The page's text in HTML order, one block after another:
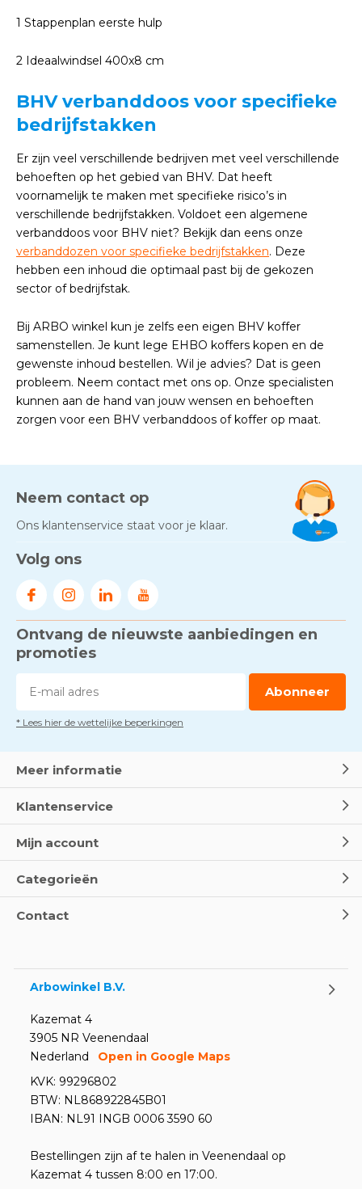
1 Stappenplan eerste hulp
2 Ideaalwindsel 400x8 cm
BHV verbanddoos voor specifieke
bedrijfstakken
Er zijn veel verschillende bedrijven met veel verschillende
behoeften op het gebied van BHV. Dat heeft
voornamelijk te maken met specifieke risico’s in
verschillende bedrijfstakken. Voldoet een algemene
verbanddoos voor BHV niet? Bekijk dan eens onze
verbanddozen voor specifieke bedrijfstakken. Deze
hebben een inhoud die optimaal past bij de gekozen
sector of bedrijfstak.
Bij ARBO winkel kun je zelfs een eigen BHV koffer
samenstellen. Je kunt lege EHBO koffers kopen en de
gewenste inhoud bestellen. Wil je advies? Dat is geen
probleem. Neem contact met ons op. Onze specialisten
kunnen aan de hand van jouw wensen en behoeften
zorgen voor een BHV verbanddoos of koffer op maat.
Neem contact op
Ons klantenservice staat voor je klaar.
Volg ons
Ontvang de nieuwste aanbiedingen en
promoties
Abonneer
* Lees hier de wettelijke beperkingen
Meer informatie
Klantenservice
Mijn account
Categorieën
Contact
Arbowinkel B.V.
Kazemat 4
3905 NR Veenendaal
Nederland
Open in Google Maps
KVK: 99296802
BTW: NL868922845B01
IBAN: NL91 INGB 0006 3590 60
Bestellingen zijn af te halen in Veenendaal op
Kazemat 4 tussen 8:00 en 17:00.